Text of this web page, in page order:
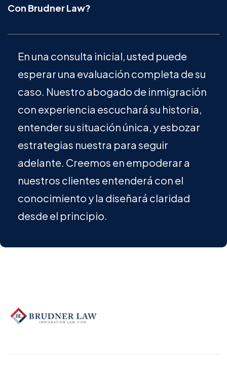
Con Brudner Law?
En una consulta inicial, usted puede
esperar una evaluación completa de su
caso. Nuestro abogado de inmigración
con experiencia escuchará su historia,
entender su situación única, y esbozar
estrategias nuestra para seguir
adelante. Creemos en empoderar a
nuestros clientes entenderá con el
conocimiento y la diseñará claridad
desde el principio.